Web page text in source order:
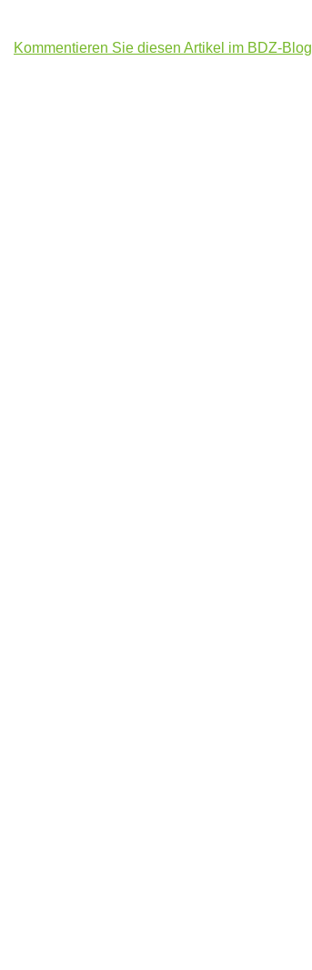
Kommentieren Sie diesen Artikel im BDZ-Blog